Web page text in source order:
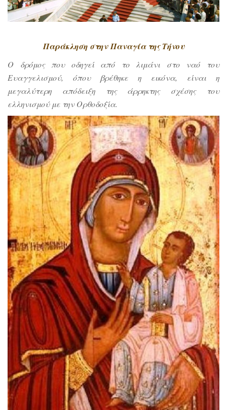
Παράκληση στην Παναγία της Τήνου
Ο δρόμος που οδηγεί από το λιμάνι στο ναό του
Ευαγγελισμού, όπου βρέθηκε η εικόνα, είναι η
μεγαλύτερη απόδειξη της άρρηκτης σχέσης του
ελληνισμού με την Ορθοδοξία.